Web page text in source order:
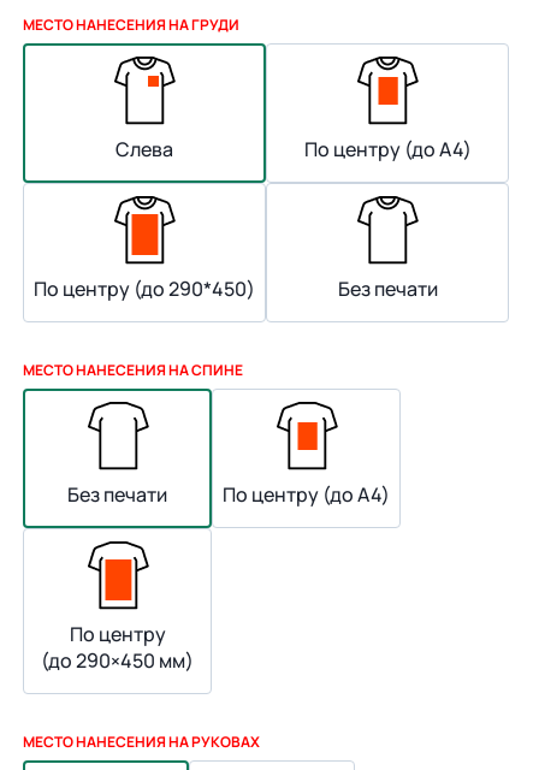
МЕСТО НАНЕСЕНИЯ НА ГРУДИ
Слева По центру (до А4)
По центру (до 290*450) Без печати
МЕСТО НАНЕСЕНИЯ НА СПИНЕ
Без печати По центру (до А4)
По центру
(до 290×450 мм)
МЕСТО НАНЕСЕНИЯ НА РУКОВАХ